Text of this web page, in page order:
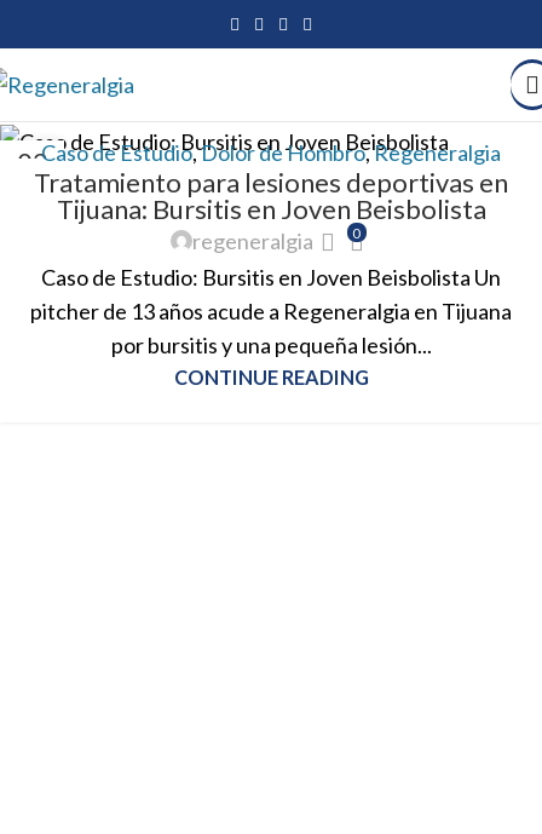
03
JUL
Caso de Estudio,Dolor de Hombro,Regeneralgia
Tratamiento para lesiones deportivas en
Tijuana: Bursitis en Joven Beisbolista
regeneralgia 0
Caso de Estudio: Bursitis en Joven Beisbolista Un
pitcher de 13 años acude a Regeneralgia en Tijuana
por bursitis y una pequeña lesión...
CONTINUE READING